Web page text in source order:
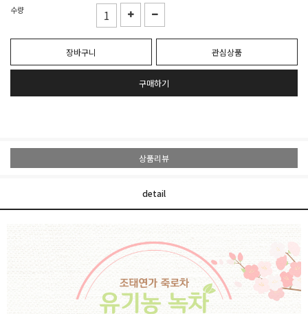
수량
장바구니 관심상품
구매하기
상품리뷰
detail